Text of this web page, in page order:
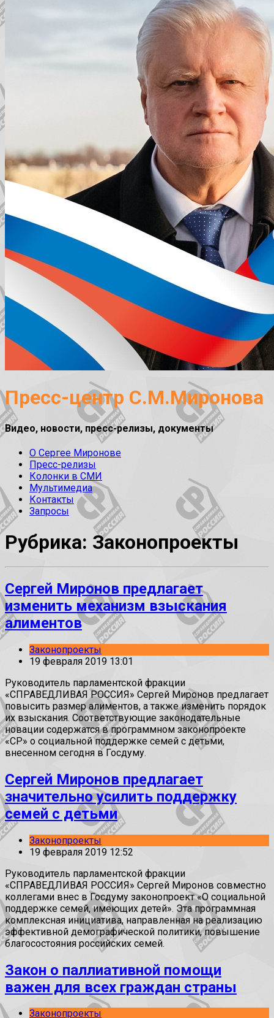
Пресс-центр С.М.Миронова
Видео, новости, пресс-релизы, документы
О Сергее Миронове
Пресс-релизы
Колонки в СМИ
Мультимедиа
Контакты
Запросы
Рубрика: Законопроекты
Сергей Миронов предлагает
изменить механизм взыскания
алиментов
Законопроекты
19 февраля 2019 13:01
Руководитель парламентской фракции
«СПРАВЕДЛИВАЯ РОССИЯ» Сергей Миронов предлагает
повысить размер алиментов, а также изменить порядок
их взыскания. Соответствующие законодательные
новации содержатся в программном законопроекте
«СР» о социальной поддержке семей с детьми,
внесенном сегодня в Госдуму.
Сергей Миронов предлагает
значительно усилить поддержку
семей с детьми
Законопроекты
19 февраля 2019 12:52
Руководитель парламентской фракции
«СПРАВЕДЛИВАЯ РОССИЯ» Сергей Миронов совместно
коллегами внес в Госдуму законопроект «О социальной
поддержке семей, имеющих детей». Эта программная
комплексная инициатива, направленная на реализацию
эффективной демографической политики, повышение
благосостояния российских семей.
Закон о паллиативной помощи
важен для всех граждан страны
Законопроекты